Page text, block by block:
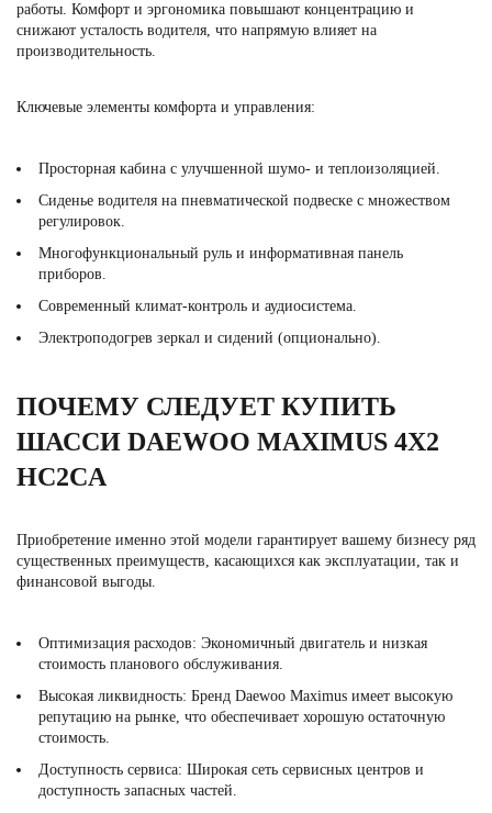
работы. Комфорт и эргономика повышают концентрацию и
снижают усталость водителя, что напрямую влияет на
производительность.
Ключевые элементы комфорта и управления:
Просторная кабина с улучшенной шумо- и теплоизоляцией.
Сиденье водителя на пневматической подвеске с множеством
регулировок.
Многофункциональный руль и информативная панель
приборов.
Современный климат-контроль и аудиосистема.
Электроподогрев зеркал и сидений (опционально).
ПОЧЕМУ СЛЕДУЕТ КУПИТЬ
ШАССИ DAEWOO MAXIMUS 4Х2
HC2CA
Приобретение именно этой модели гарантирует вашему бизнесу ряд
существенных преимуществ, касающихся как эксплуатации, так и
финансовой выгоды.
Оптимизация расходов: Экономичный двигатель и низкая
стоимость планового обслуживания.
Высокая ликвидность: Бренд Daewoo Maximus имеет высокую
репутацию на рынке, что обеспечивает хорошую остаточную
стоимость.
Доступность сервиса: Широкая сеть сервисных центров и
доступность запасных частей.